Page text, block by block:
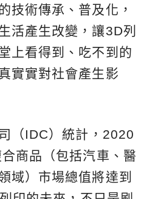
技術傳承、普及化，
活產生改變，讓3D列
上看得到、吃不到的
實實對社會產生影
（IDC）統計，2020
商品（包括汽車、醫
域）市場總值將達到